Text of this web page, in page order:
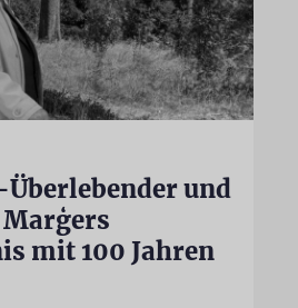
und
mit 100 Jahren